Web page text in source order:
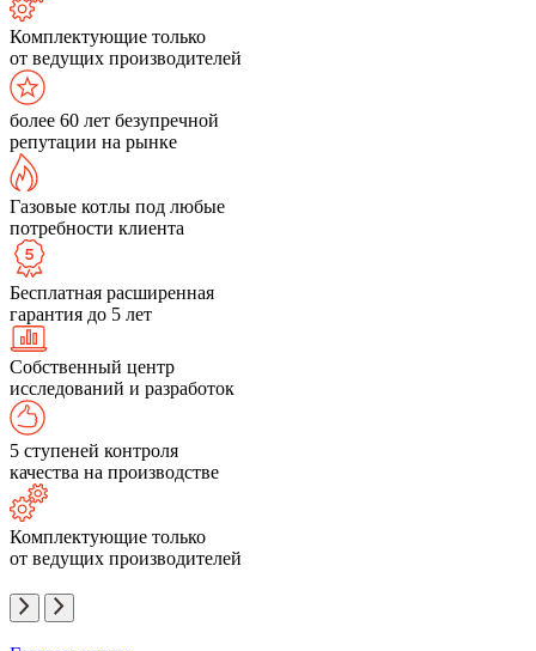
Комплектующие только
от ведущих производителей
более 60 лет безупречной
репутации на рынке
Газовые котлы под любые
потребности клиента
Бесплатная расширенная
гарантия до 5 лет
Собственный центр
исследований и разработок
5 ступеней контроля
качества на производстве
Комплектующие только
от ведущих производителей